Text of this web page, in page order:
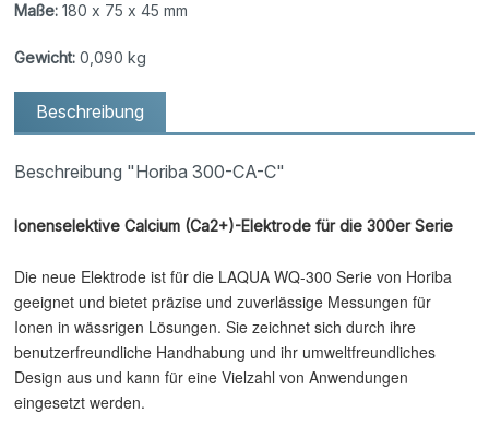
Maße: 180 x 75 x 45 mm
Gewicht: 0,090 kg
Beschreibung
Beschreibung "Horiba 300-CA-C"
Ionenselektive Calcium (Ca2+)-Elektrode für die 300er Serie
Die neue Elektrode ist für die LAQUA WQ-300 Serie von Horiba
geeignet und bietet präzise und zuverlässige Messungen für
Ionen in wässrigen Lösungen. Sie zeichnet sich durch ihre
benutzerfreundliche Handhabung und ihr umweltfreundliches
Design aus und kann für eine Vielzahl von Anwendungen
eingesetzt werden.